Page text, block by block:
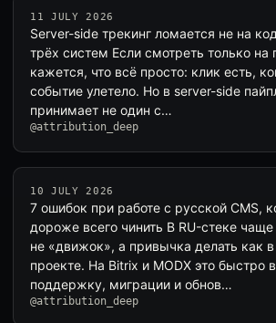
11 JULY 2026
Server-side трекинг ломается не на
трёх систем Если смотреть только на
кажется, что всё просто: клик есть,
событие улетело. Но в server-side
принимает не один с…
@attribution_deep
10 JULY 2026
7 ошибок при работе с русской CMS,
дороже всего чинить В RU-стеке
не «движок», а привычка делать как
проекте. На Bitrix и MODX это быстро
поддержку, миграции и обнов…
@attribution_deep